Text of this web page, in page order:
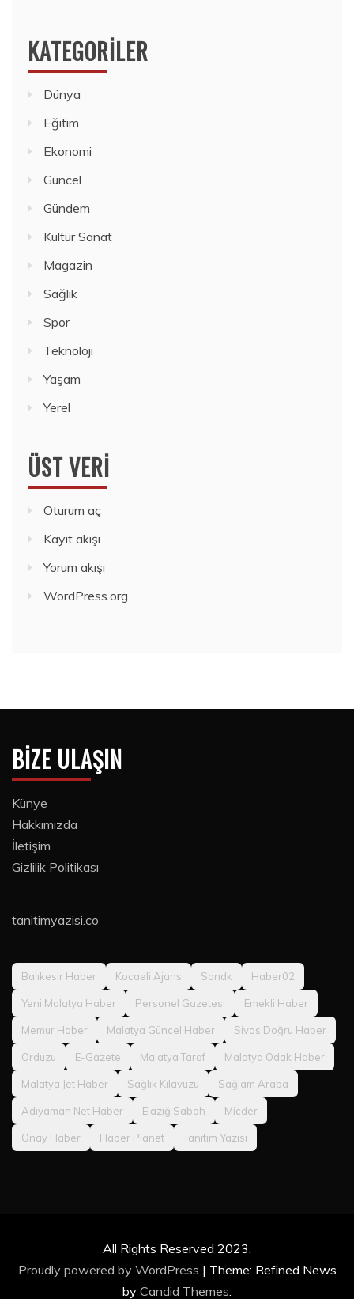
KATEGORILER
Dünya
Eğitim
Ekonomi
Güncel
Gündem
Kültür Sanat
Magazin
Sağlık
Spor
Teknoloji
Yaşam
Yerel
ÜST VERI
Oturum aç
Kayıt akışı
Yorum akışı
WordPress.org
BIZE ULAŞIN
Künye
Hakkımızda
İletişim
Gizlilik Politikası
tanitimyazisi.co
Balıkesir Haber Kocaeli Ajans Sondk Haber02
Yeni Malatya Haber Personel Gazetesi Emekli Haber
Memur Haber Malatya Güncel Haber Sivas Doğru Haber
Orduzu E-Gazete Malatya Taraf Malatya Odak Haber
Malatya Jet Haber Sağlık Kılavuzu Sağlam Araba
Adıyaman Net Haber Elazığ Sabah Micder
Onay Haber Haber Planet Tanıtım Yazısı
All Rights Reserved 2023.
Proudly powered by WordPress | Theme: Refined News
by Candid Themes